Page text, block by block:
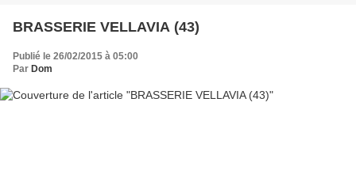
BRASSERIE VELLAVIA (43)
Publié le 26/02/2015 à 05:00
Par Dom